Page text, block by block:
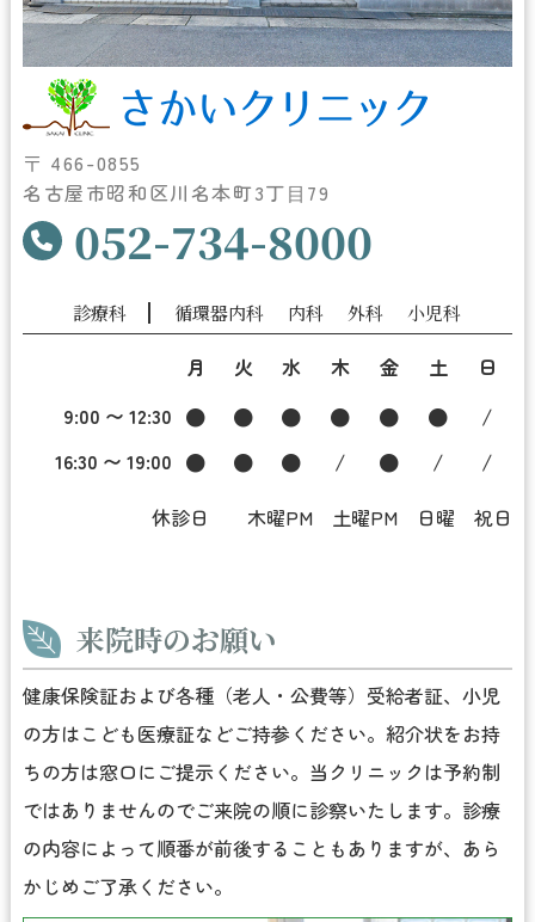
〒 466-0855
名古屋市昭和区川名本町3丁⽬79
052-734-8000
診療科 循環器内科 内科 外科 小児科
月 火 水 木 金 土
日
9:00 〜 12:30 ● ● ● ● ● ● /
16:30 〜 19:00 ● ● ● / ● / /
休診日 木曜PM 土曜PM 日曜 祝日
来院時のお願い
健康保険証および各種（老人・公費等）受給者証、小児
の方はこども医療証などご持参ください。紹介状をお持
ちの方は窓口にご提示ください。当クリニックは予約制
ではありませんのでご来院の順に診察いたします。診療
の内容によって順番が前後することもありますが、あら
かじめご了承ください。